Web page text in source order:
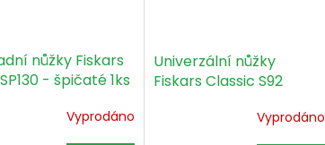
nůžky Fiskars
- špičaté 1ks
Vyprodáno
Univerzální nůžky
Fiskars Classic S92
Vyprodáno